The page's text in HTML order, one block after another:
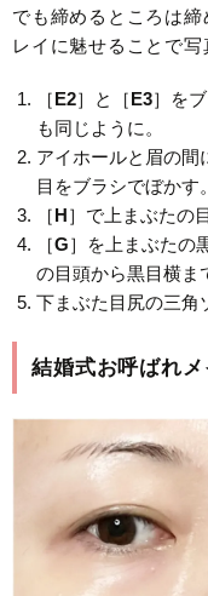
でも締めるところは
レイに魅せることで写
［E2］と［E3］を
も同じように。
アイホールと眉の間
目をブラシでぼかす。
［H］で上まぶたの
［G］を上まぶたの
の目頭から黒目横ま
下まぶた目尻の三角
結婚式お呼ばれ